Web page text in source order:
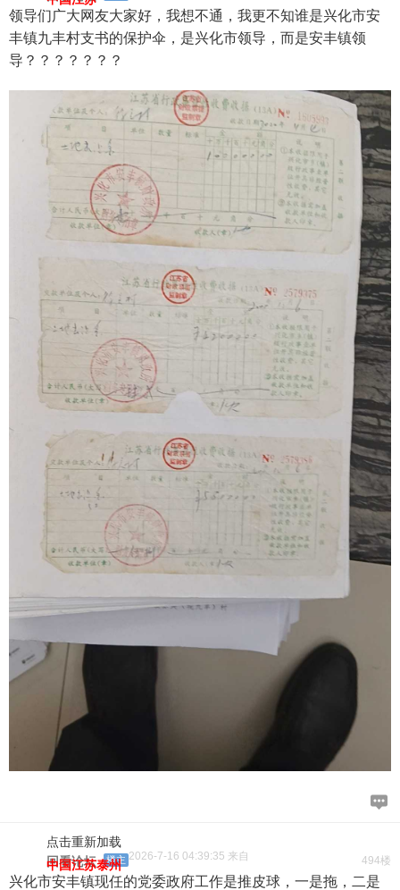
领导们广大网友大家好，我想不通，我更不知谁是兴化市安
丰镇九丰村支书的保护伞，是兴化市领导，而是安丰镇领
导？？？？？？？
点击重新加载
494楼
回看论坛 楼主 2026-7-16 04:39:35 来自
中国江苏泰州
兴化市安丰镇现任的党委政府工作是推皮球，一是拖，二是